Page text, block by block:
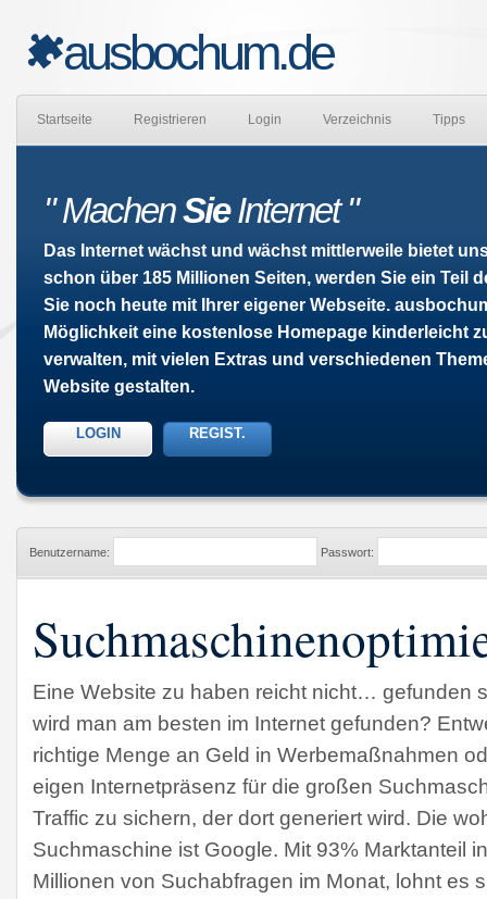
ausbochum.de
Startseite Registrieren Login Verzeichnis Tipps
" MachenSieInternet "
Das Internet wächst und wächst mittlerweile bietet
schon über 185 Millionen Seiten, werden Sie ein Teil
Sie noch heute mit Ihrer eigener Webseite.
Möglichkeit eine kostenlose Homepage kinderleicht
verwalten, mit vielen Extras und verschiedenen
Website gestalten.
LOGIN REGIST.
Benutzername: Passwort:
Eine Website zu haben reicht nicht… gefunden
wird man am besten im Internet gefunden?
richtige Menge an Geld in Werbemaßnahmen
eigen Internetpräsenz für die großen
Traffic zu sichern, der dort generiert wird. Die
Suchmaschine ist Google. Mit 93% Marktanteil
Millionen von Suchabfragen im Monat, lohnt es